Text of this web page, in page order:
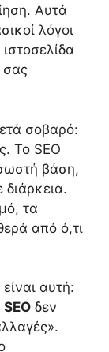
Αυτά
λόγοι
σας
σοβαρό:
Το SEO
βάση,
τα
από ό,τι
αυτή:
δεν